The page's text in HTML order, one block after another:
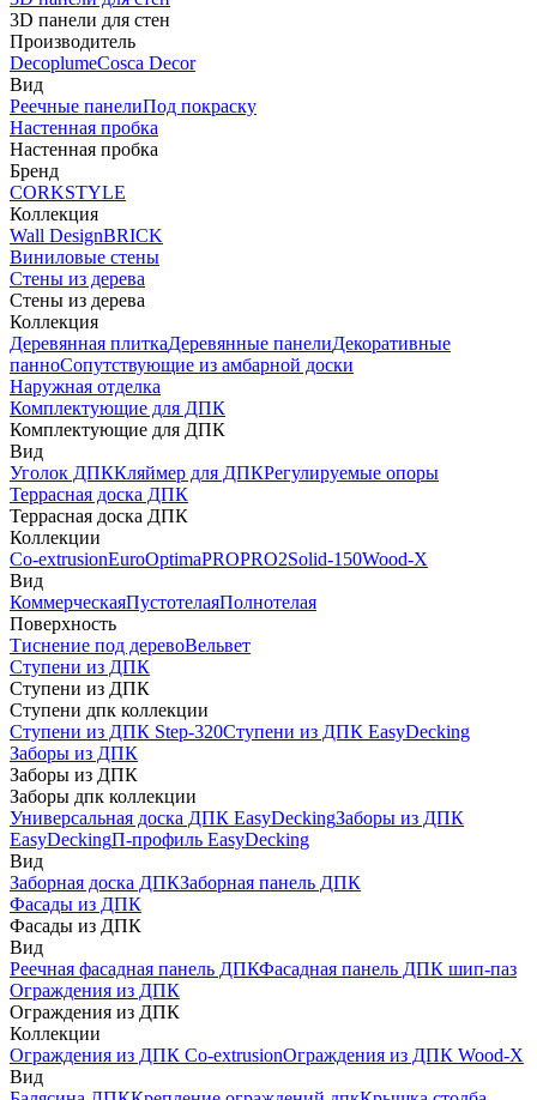
3D панели для стен
Производитель
DecoplumeCosca Decor
Вид
Реечные панелиПод покраску
Настенная пробка
Настенная пробка
Бренд
CORKSTYLE
Коллекция
Wall DesignBRICK
Виниловые стены
Стены из дерева
Стены из дерева
Коллекция
Деревянная плиткаДеревянные панелиДекоративные
панноСопутствующие из амбарной доски
Наружная отделка
Комплектующие для ДПК
Комплектующие для ДПК
Вид
Уголок ДПККляймер для ДПКРегулируемые опоры
Террасная доска ДПК
Террасная доска ДПК
Коллекции
Co-extrusionEuroOptimaPROPRO2Solid-150Wood-X
Вид
КоммерческаяПустотелаяПолнотелая
Поверхность
Тиснение под деревоВельвет
Ступени из ДПК
Ступени из ДПК
Ступени дпк коллекции
Ступени из ДПК Step-320Ступени из ДПК EasyDecking
Заборы из ДПК
Заборы из ДПК
Заборы дпк коллекции
Универсальная доска ДПК EasyDeckingЗаборы из ДПК
EasyDeckingП-профиль EasyDecking
Вид
Заборная доска ДПКЗаборная панель ДПК
Фасады из ДПК
Фасады из ДПК
Вид
Реечная фасадная панель ДПКФасадная панель ДПК шип-паз
Ограждения из ДПК
Ограждения из ДПК
Коллекции
Ограждения из ДПК Co-extrusionОграждения из ДПК Wood-X
Вид